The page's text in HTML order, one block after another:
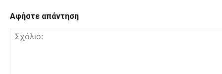
Αφήστε απάντηση